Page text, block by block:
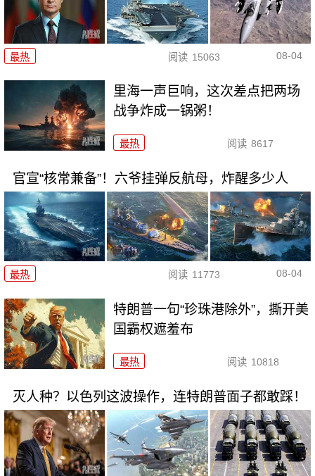
最热 阅读 15063 08-04
里海一声巨响，这次差点把两场
战争炸成一锅粥！
最热 阅读 8617
官宣“核常兼备”！六爷挂弹反航母，炸醒多少人
最热 阅读 11773 08-04
特朗普一句“珍珠港除外”，撕开美
国霸权遮羞布
最热 阅读 10818
灭人种？以色列这波操作，连特朗普面子都敢踩！